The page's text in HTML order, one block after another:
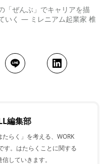
「ぜんぶ」でキャリアを描
いく ― ミレニアム起業家 椎
編集部
たらく」を考える、WORK
す。はたらくことに関する
していきます。